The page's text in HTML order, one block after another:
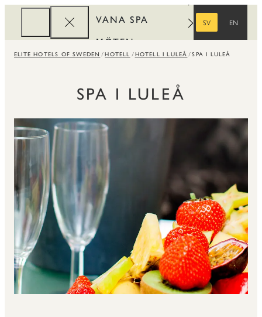
VANA SPA
MÖTEN
REWARDS
SV
EN
ELITE HOTELS OF SWEDEN HOTELL HOTELL I LULEÅ SPA I LULEÅ
SPA I LULEÅ